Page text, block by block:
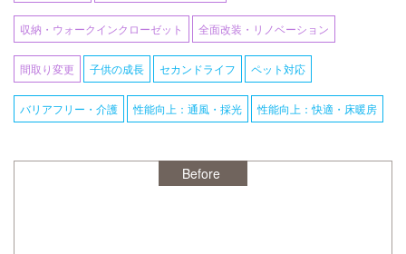
移
子供の成長 セカンドライフ ペット対応
バリアフリー・介護 性能向上：通風・採光 性能向上：快適・床暖房
収納・ウォークインクローゼット 全面改装・リノベーション
間取り変更